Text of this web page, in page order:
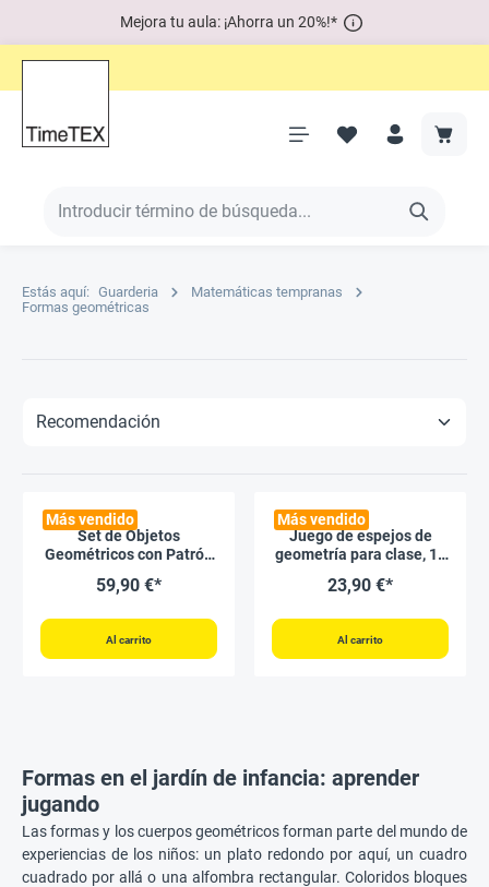
Mejora tu aula: ¡Ahorra un 20%!*
Estás aquí: Guarderia
Matemáticas tempranas
Formas geométricas
Más vendido
Set de Objetos
Geométricos con Patrón
59,90 €*
Al carrito
Más vendido
Juego de espejos de
geometría para clase, 10
23,90 €*
Al carrito
Formas en el jardín de infancia: aprender
jugando
Las formas y los cuerpos geométricos forman parte del mundo de
experiencias de los niños: un plato redondo por aquí, un cuadro
cuadrado por allá o una alfombra rectangular. Coloridos bloques